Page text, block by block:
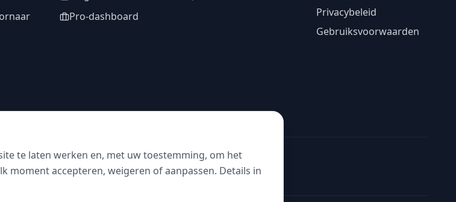
Pro-dashboard
Privacybeleid
Gebruiksvoorwaarden
ONS
te laten werken en, met uw toestemming, om het
moment accepteren, weigeren of aanpassen. Details in